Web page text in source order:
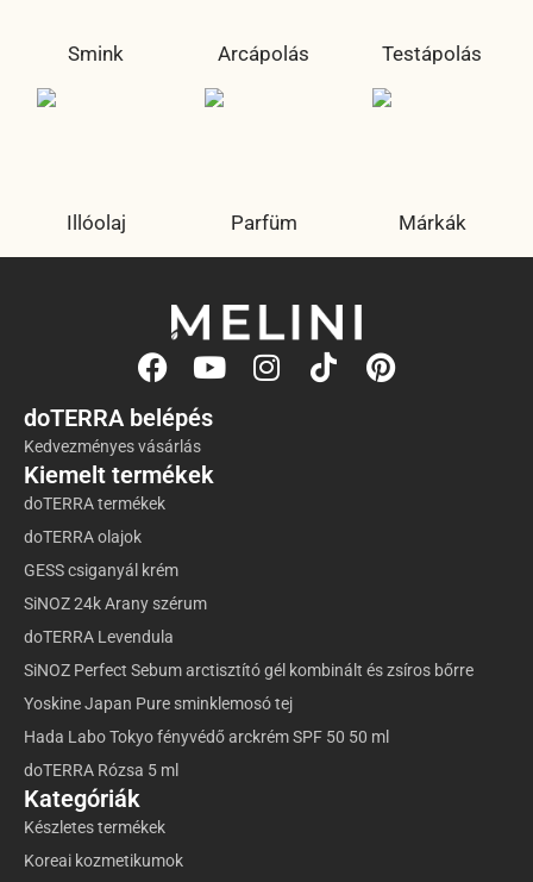
Smink Arcápolás Testápolás
Illóolaj Parfüm Márkák
doTERRA belépés
Kedvezményes vásárlás
Kiemelt termékek
doTERRA termékek
doTERRA olajok
GESS csiganyál krém
SiNOZ 24k Arany szérum
doTERRA Levendula
SiNOZ Perfect Sebum arctisztító gél kombinált és zsíros bőrre
Yoskine Japan Pure sminklemosó tej
Hada Labo Tokyo fényvédő arckrém SPF 50 50 ml
doTERRA Rózsa 5 ml
Kategóriák
Készletes termékek
Koreai kozmetikumok